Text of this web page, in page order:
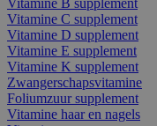
Vitamine C supplement
Vitamine D supplement
Vitamine E supplement
Vitamine K supplement
Zwangerschapsvitamine
Foliumzuur supplement
Vitamine haar en nagels